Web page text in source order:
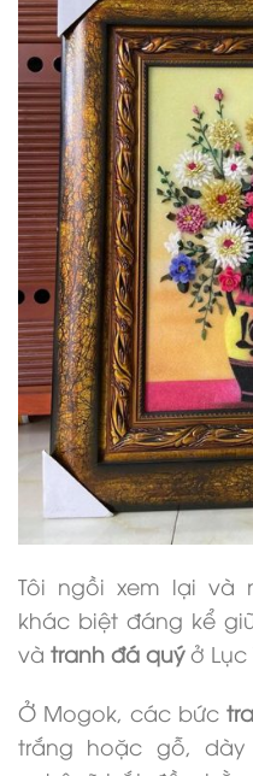
Tôi ngồi xem lại và
khác biệt đáng kể
và tranh đá quýở Lục
Ở Mogok, các bức
trắng hoặc gỗ, dày